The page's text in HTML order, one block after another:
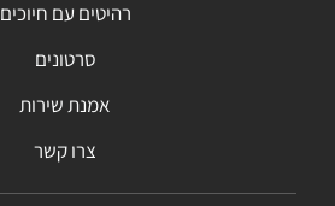
רהיטים עם חיוכים
סרטונים
אמנת שירות
צרו קשר